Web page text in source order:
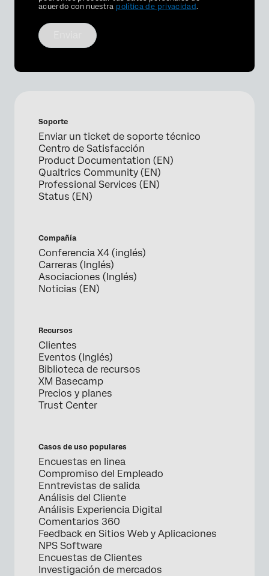
acuerdo con nuestra política de privacidad.
Soporte
Enviar un ticket de soporte técnico
Centro de Satisfacción
Product Documentation (EN)
Qualtrics Community (EN)
Professional Services (EN)
Status (EN)
Compañía
Conferencia X4 (inglés)
Carreras (Inglés)
Asociaciones (Inglés)
Noticias (EN)
Recursos
Clientes
Eventos (Inglés)
Biblioteca de recursos
XM Basecamp
Precios y planes
Trust Center
Casos de uso populares
Encuestas en linea
Compromiso del Empleado
Enntrevistas de salida
Análisis del Cliente
Análisis Experiencia Digital
Comentarios 360
Feedback en Sitios Web y Aplicaciones
NPS Software
Encuestas de Clientes
Investigación de mercados